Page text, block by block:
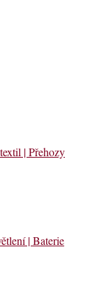
| Přehozy
| Baterie